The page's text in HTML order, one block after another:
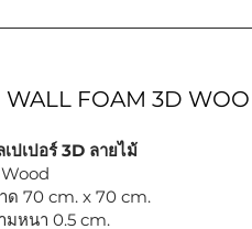
WALL FOAM 3D
เปเปอร์ 3D ลายไม้
ด 70 cm. x 70 cm.
มหนา 0.5 cm.